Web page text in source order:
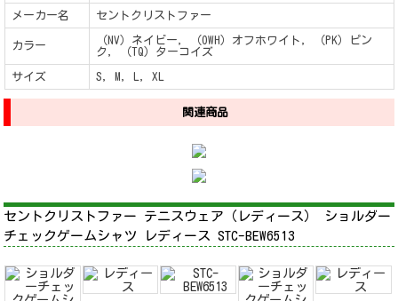
メーカー名 セントクリストファー
カラー
（NV）ネイビー, （OWH）オフホワイト, （PK）ピン
ク, （TQ）ターコイズ
サイズ S, M, L, XL
関連商品
セントクリストファー テニスウェア（レディース） ショルダー
チェックゲームシャツ レディース STC-BEW6513